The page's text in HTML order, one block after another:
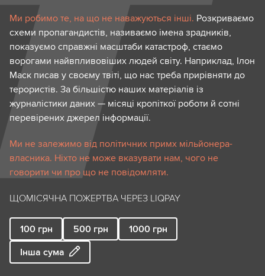
Ми робимо те, на що не наважуються інші. Розкриваємо
схеми пропагандистів, називаємо імена зрадників,
показуємо справжні масштаби катастроф, стаємо
ворогами найвпливовіших людей світу. Наприклад, Ілон
Маск писав у своєму твіті, що нас треба прирівняти до
терористів. За більшістю наших матеріалів із
журналістики даних — місяці кропіткої роботи й сотні
перевірених джерел інформації.
Ми не залежимо від політичних примх мільйонера-
власника. Ніхто не може вказувати нам, чого не
говорити чи про що не повідомляти.
ЩОМІСЯЧНА ПОЖЕРТВА ЧЕРЕЗ LIQPAY
100 грн 500 грн 1000 грн
Інша сума